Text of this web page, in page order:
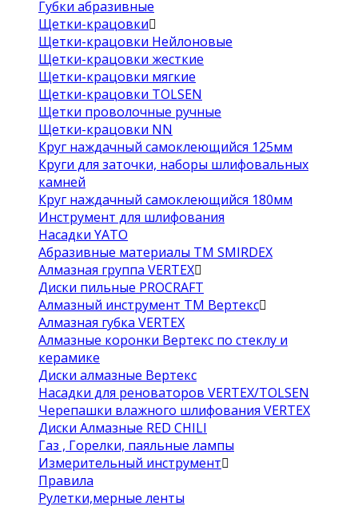
Губки абразивные
Щетки-крацовки
Щетки-крацовки Нейлоновые
Щетки-крацовки жесткие
Щетки-крацовки мягкие
Щетки-крацовки TOLSEN
Щетки проволочные ручные
Щетки-крацовки NN
Круг наждачный самоклеющийся 125мм
Круги для заточки, наборы шлифовальных
камней
Круг наждачный самоклеющийся 180мм
Инструмент для шлифования
Насадки YATO
Абразивные материалы ТМ SMIRDEX
Алмазная группа VERTEX
Диски пильные PROCRAFT
Алмазный инструмент ТМ Вертекс
Алмазная губка VERTEX
Алмазные коронки Вертекс по стеклу и
керамике
Диски алмазные Вертекс
Насадки для реноваторов VERTEX/TOLSEN
Черепашки влажного шлифования VERTEX
Диски Алмазные RED CHILI
Газ , Горелки, паяльные лампы
Измерительный инструмент
Правила
Рулетки,мерные ленты